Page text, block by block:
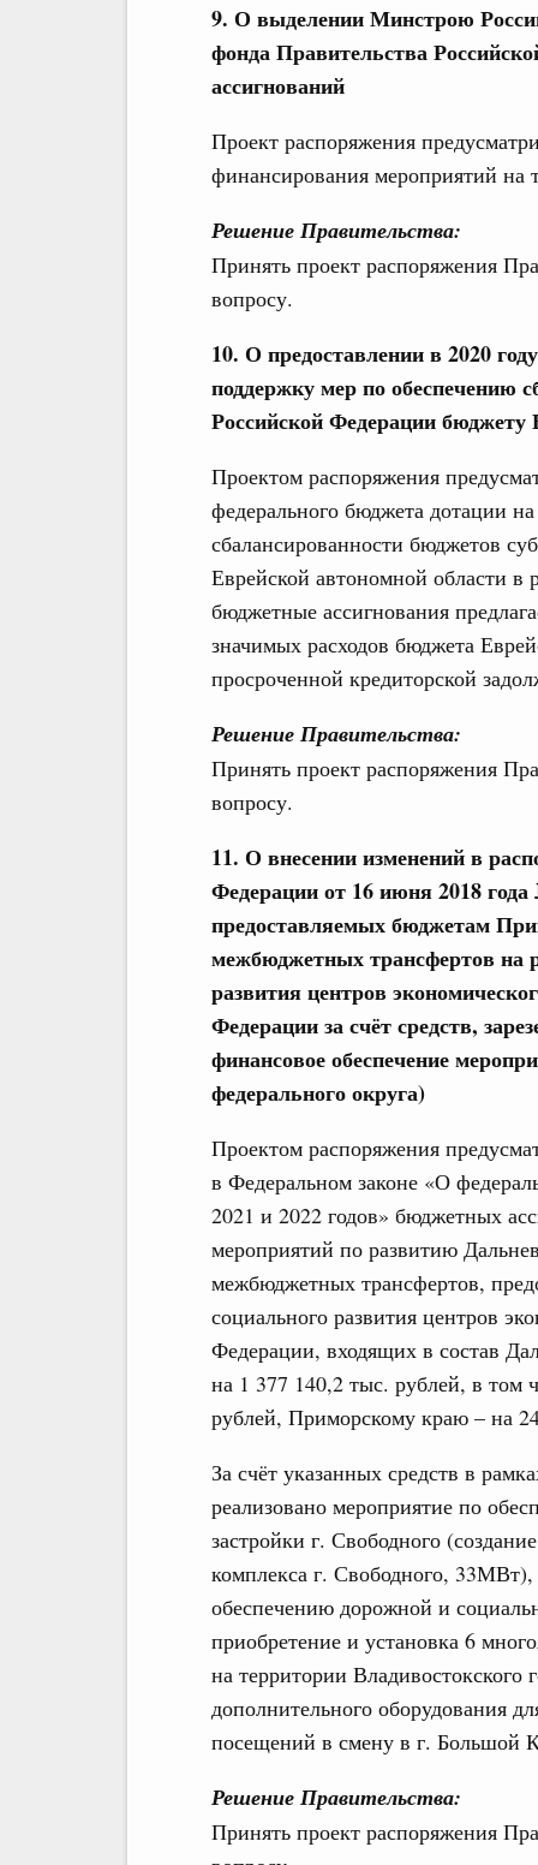
9. О выделении Минстрою
фонда Правительства
ассигнований
Проект распоряжения
финансирования мероприятий на
Решение Правительства:
Принять проект распоряжения
вопросу.
10. О предоставлении в 2020
поддержку мер по обеспечению
Российской Федерации бюджету
Проектом распоряжения
федерального бюджета дотации
сбалансированности бюджетов
Еврейской автономной области в
бюджетные ассигнования
значимых расходов бюджета
просроченной кредиторской
Решение Правительства:
Принять проект распоряжения
вопросу.
11. О внесении изменений в
Федерации от 16 июня 2018
предоставляемых бюджетам
межбюджетных трансфертов на
развития центров
Федерации за счёт средств,
финансовое обеспечение
федерального округа)
Проектом распоряжения
в Федеральном законе «О
2021 и 2022 годов» бюджетных
мероприятий по развитию
межбюджетных трансфертов,
социального развития центров
Федерации, входящих в состав
на 1 377 140,2 тыс. рублей, в том
рублей, Приморскому краю – на
За счёт указанных средств в
реализовано мероприятие по
застройки г. Свободного
комплекса г. Свободного,
обеспечению дорожной и
приобретение и установка 6
на территории Владивостокского
дополнительного оборудования
посещений в смену в г. Большой
Решение Правительства:
Принять проект распоряжения